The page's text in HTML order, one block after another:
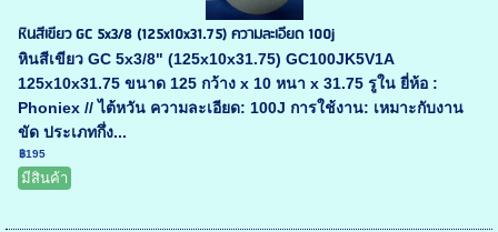
หินสีเขียว GC 5x3/8 (125x10x31.75) ความละเอียด 100j
หินสีเขียว GC 5x3/8" (125x10x31.75) GC100JK5V1A
125x10x31.75 ขนาด 125 กว้าง x 10 หนา x 31.75 รูใน ยี่ห้อ :
Phoniex // ไต้หวัน ความละเอียด: 100J การใช้งาน: เหมาะกับงาน
ขัด ประเภทกึ่ง...
฿195
มีสินค้า